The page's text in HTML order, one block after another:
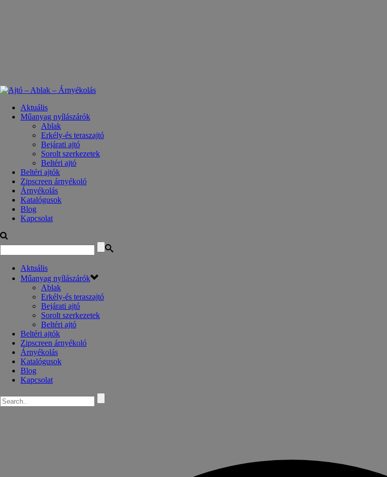
Aktuális
Műanyag nyílászárók
Ablak
Erkély-és teraszajtó
Bejárati ajtó
Sorolt szerkezetek
Beltéri ajtó
Beltéri ajtók
Zipscreen árnyékoló
Árnyékolás
Katalógusok
Blog
Kapcsolat
Aktuális
Műanyag nyílászárók
Ablak
Erkély-és teraszajtó
Bejárati ajtó
Sorolt szerkezetek
Beltéri ajtó
Beltéri ajtók
Zipscreen árnyékoló
Árnyékolás
Katalógusok
Blog
Kapcsolat